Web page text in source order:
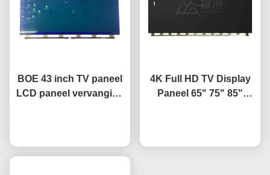
BOE 43 inch TV paneel
LCD paneel vervanging
4K Full HD TV Display
Paneel 65" 75" 85"